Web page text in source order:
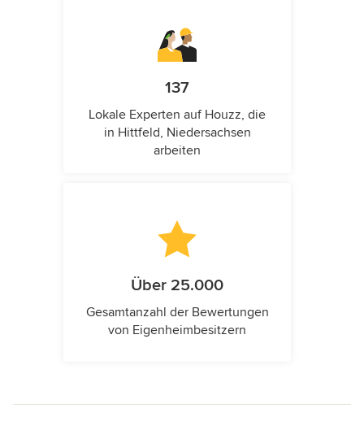
137
Lokale Experten auf Houzz, die
in Hittfeld, Niedersachsen
arbeiten
Über 25.000
Gesamtanzahl der Bewertungen
von Eigenheimbesitzern